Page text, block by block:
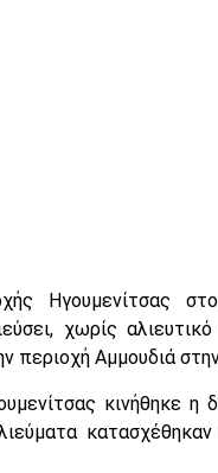
Ηγουμενίτσας
χωρίς
περιοχή Αμμουδιά
κινήθηκε